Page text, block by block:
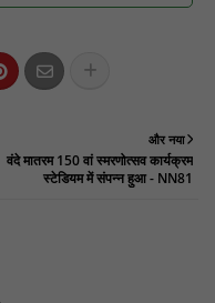
और नया
वंदे मातरम 150 वां स्मरणोत्सव कार्यक्रम
स्टेडियम में संपन्न हुआ - NN81